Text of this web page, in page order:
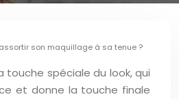
son maquillage à sa tenue ?
touche spéciale du look, qui
et donne la touche finale